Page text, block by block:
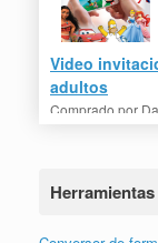
Video
adultos
Comprado por